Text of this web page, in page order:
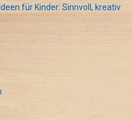
für Kinder: Sinnvoll, kreativ